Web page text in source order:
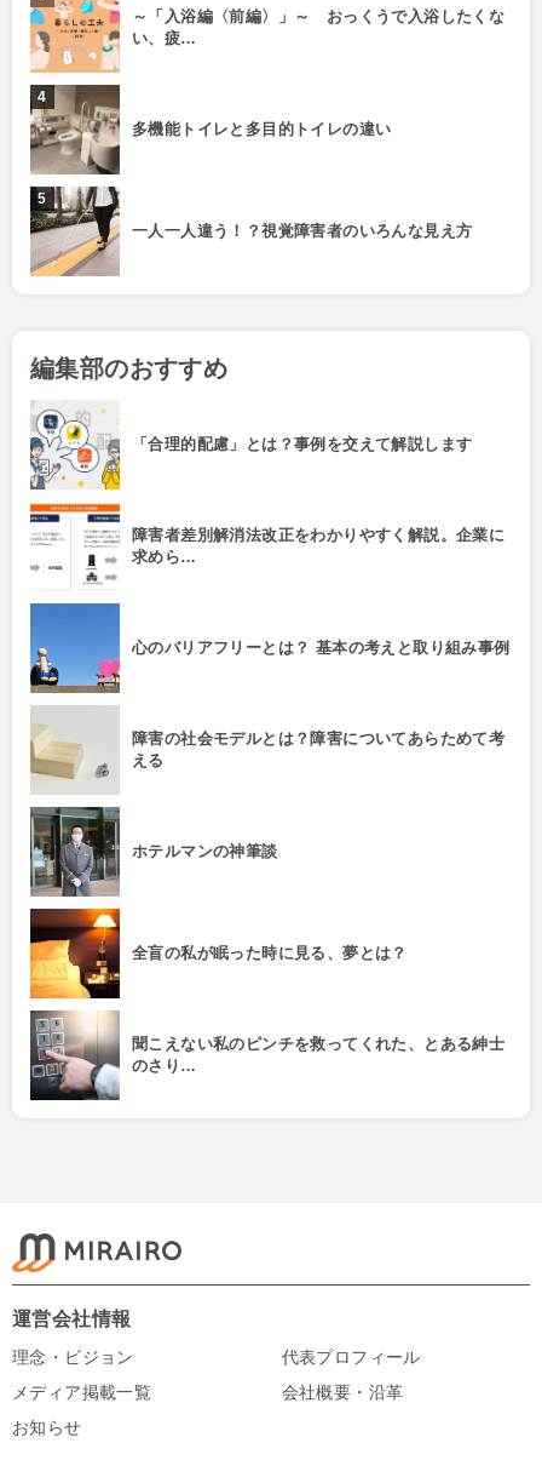
～「入浴編〈前編〉」～ おっくうで入浴したくな
い、疲…
多機能トイレと多目的トイレの違い
一人一人違う！？視覚障害者のいろんな見え方
編集部のおすすめ
「合理的配慮」とは？事例を交えて解説します
障害者差別解消法改正をわかりやすく解説。企業に
求めら…
心のバリアフリーとは？ 基本の考えと取り組み事例
障害の社会モデルとは？障害についてあらためて考
える
ホテルマンの神筆談
全盲の私が眠った時に見る、夢とは？
聞こえない私のピンチを救ってくれた、とある紳士
のさり…
運営会社情報
理念・ビジョン
代表プロフィール
メディア掲載一覧
会社概要・沿革
お知らせ